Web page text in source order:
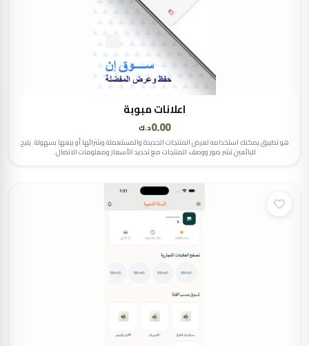
اعلانات مبوبة
0.00د.ك
هو تطبيق يمكنك استخدامه لعرض المنتجات الجديدة والمستعملة وشرائها أو بيعها بسهولة. يتيح
للبائعين نشر صور ووصف المنتجات مع تحديد الأسعار ومعلومات الاتصال.